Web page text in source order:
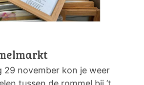
29 november kon je weer